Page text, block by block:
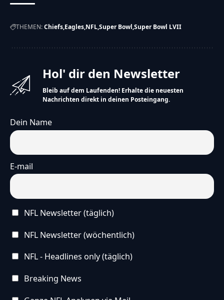
THEMEN:Chiefs Eagles NFLSuper Bowl Super Bowl LVII
Hol' dir den Newsletter
Bleib auf dem Laufenden! Erhalte die neuesten
Nachrichten direkt in deinen Posteingang.
Dein Name
E-mail
NFL Newsletter (täglich)
NFL Newsletter (wöchentlich)
NFL - Headlines only (täglich)
Breaking News